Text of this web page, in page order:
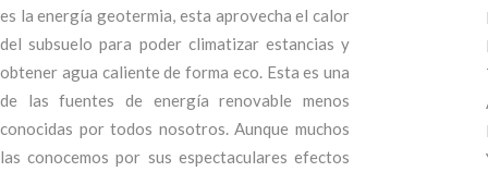
es la energía geotermia, esta aprovecha el calor
del subsuelo para poder climatizar estancias y
obtener agua caliente de forma eco. Esta es una
de las fuentes de energía renovable menos
conocidas por todos nosotros. Aunque muchos
las conocemos por sus espectaculares efectos